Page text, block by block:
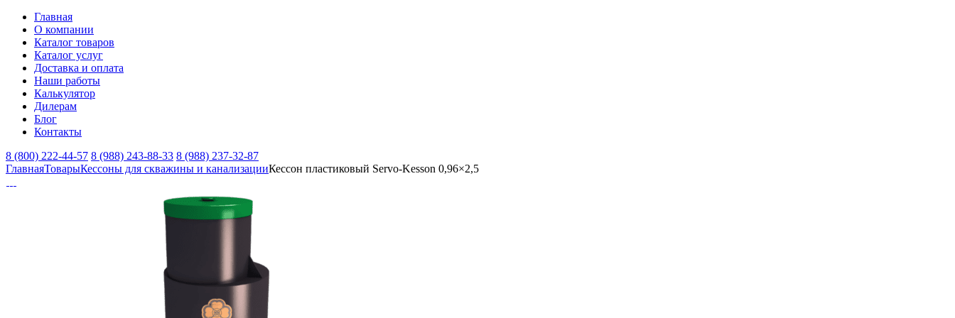
Главная
О компании
Каталог товаров
Каталог услуг
Доставка и оплата
Наши работы
Калькулятор
Дилерам
Блог
Контакты
8 (800) 222-44-57 8 (988) 243-88-33 8 (988) 237-32-87
ГлавнаяТоварыКессоны для скважины и канализацииКессон пластиковый Servo-Kesson 0,96×2,5